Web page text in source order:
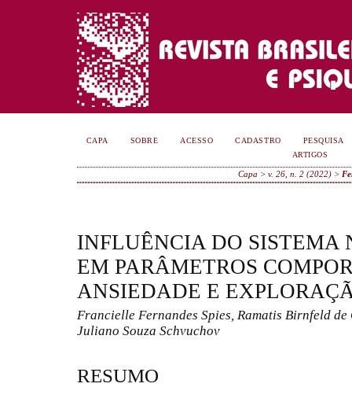
CAPA SOBRE ACESSO CADASTRO
PESQUISA
ARTIGOS
Capa > v. 26, n. 2 (2022)>
INFLUÊNCIA DO SISTEMA
EM PARÂMETROS
ANSIEDADE E
Francielle Fernandes Spies, Ramatis Birnfeld
Juliano Souza Schvuchov
RESUMO